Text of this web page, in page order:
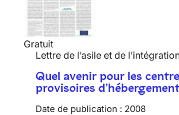
Gratuit
Lettre de l’asile et de
Quel avenir pour les
provisoires
Date de publication : 2008